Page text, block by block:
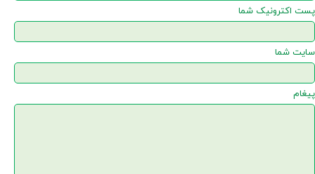
★
پست اکترونیک شما
سایت شما
پیغام